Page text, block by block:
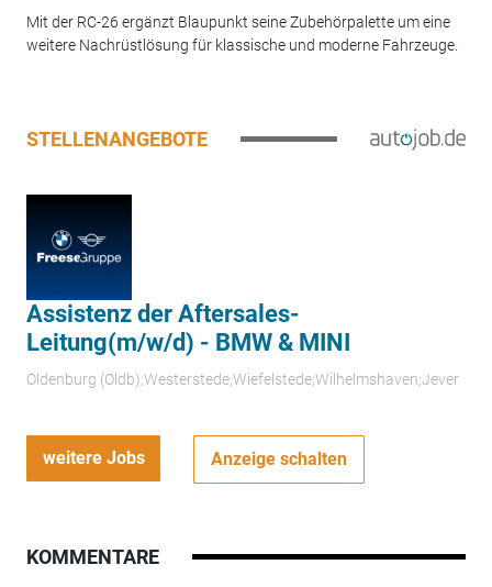
Mit der RC-26 ergänzt Blaupunkt seine Zubehörpalette um eine
weitere Nachrüstlösung für klassische und moderne Fahrzeuge.
STELLENANGEBOTE
Assistenz der Aftersales-
Leitung(m/w/d) - BMW & MINI
Oldenburg (Oldb);Westerstede;Wiefelstede;Wilhelmshaven;Jever
weitere Jobs Anzeige schalten
KOMMENTARE